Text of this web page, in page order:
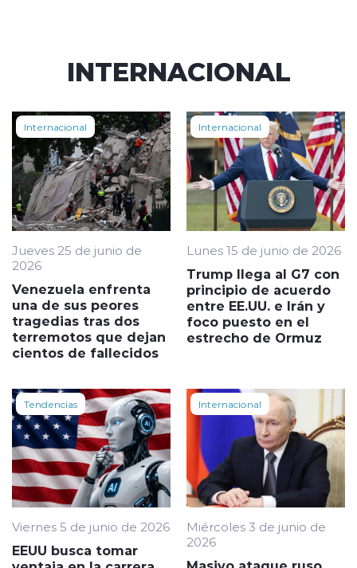
INTERNACIONAL
Internacional
Jueves 25 de junio de
2026
Venezuela enfrenta
una de sus peores
tragedias tras dos
terremotos que dejan
cientos de fallecidos
Internacional
Lunes 15 de junio de 2026
Trump llega al G7 con
principio de acuerdo
entre EE.UU. e Irán y
foco puesto en el
estrecho de Ormuz
Tendencias
Viernes 5 de junio de 2026
EEUU busca tomar
Internacional
Miércoles 3 de junio de
2026